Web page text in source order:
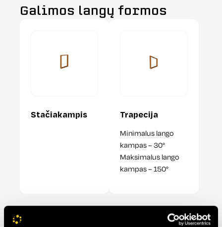
Galimos langų formos
Stačiakampis Trapecija
Minimalus lango
kampas – 30°
Maksimalus lango
kampas – 150°